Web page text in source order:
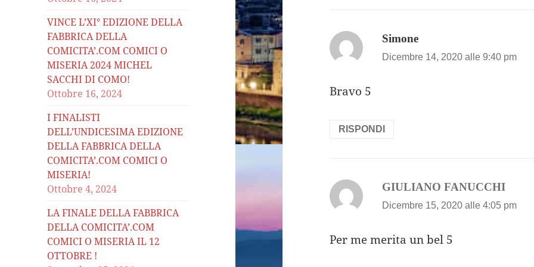
VINCE L’XI° EDIZIONE DELLA
FABBRICA DELLA
COMICITA’.COM COMICI O
MISERIA 2024 MICHEL
SACCHI DI COMO!
Ottobre 16, 2024
I FINALISTI
DELL’UNDICESIMA EDIZIONE
DELLA FABBRICA DELLA
COMICITA’.COM COMICI O
MISERIA!
Ottobre 4, 2024
LA FINALE DELLA FABBRICA
DELLA COMICITA’.COM
COMICI O MISERIA IL 12
OTTOBRE !
Simone
detto:
Dicembre 14, 2020 alle 9:40 pm
Bravo 5
RISPONDI
GIULIANO FANUCCHI
Dicembre 15, 2020 alle 4:05 pm
Per me merita un bel 5